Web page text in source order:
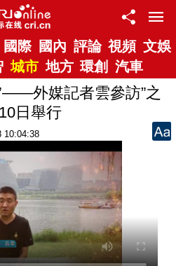
國際 國內 評論 視頻 文娛
城市 地方 環創 汽車
外媒記者雲參訪”之
日舉行
10:04:38